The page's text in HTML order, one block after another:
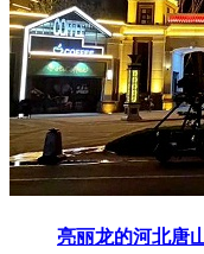
亮丽龙的河北唐